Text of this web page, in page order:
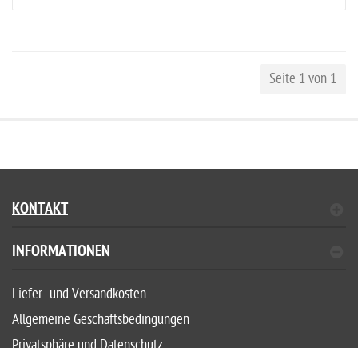
Seite 1 von 1
KONTAKT
INFORMATIONEN
Liefer- und Versandkosten
Allgemeine Geschäftsbedingungen